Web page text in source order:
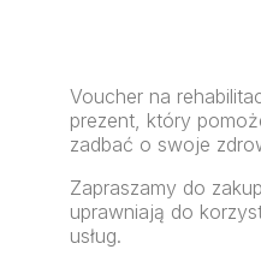
Voucher na
prezent, który
zadbać o swoje
Zapraszamy do
uprawniają do
usług.